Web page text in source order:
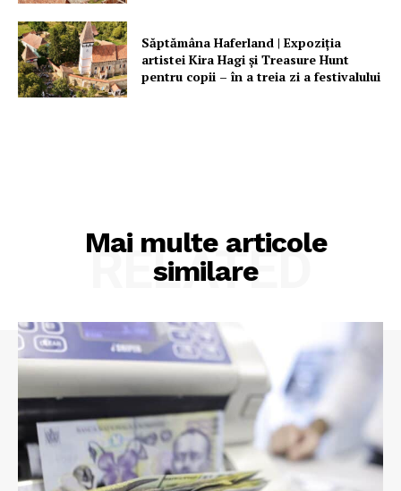
Săptămâna Haferland | Expoziţia
artistei Kira Hagi şi Treasure Hunt
pentru copii – în a treia zi a festivalului
Mai multe articole
similare
RELATED